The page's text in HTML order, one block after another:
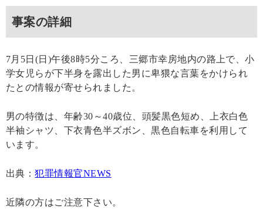
事案の詳細
7月5日(日)午後8時5分ころ、三郷市幸房地内の路上で、小
学女児らが下半身を露出した男に卑猥な言葉をかけられ
たとの情報が寄せられました。
男の特徴は、年齢30～40歳位、頭髪黒色短め、上衣白色
半袖シャツ、下衣青色半ズボン、黒色自転車を利用して
います。
出典：犯罪情報官NEWS
近隣の方はご注意下さい。